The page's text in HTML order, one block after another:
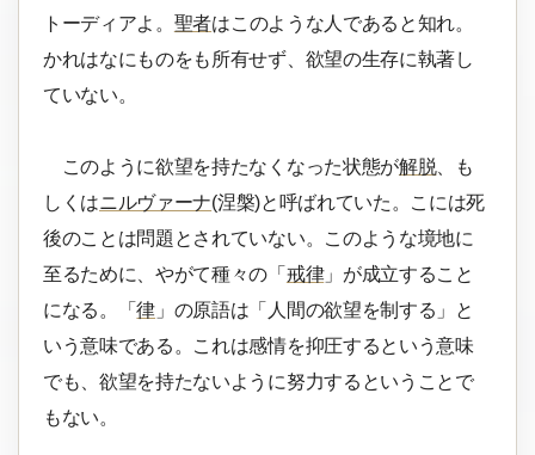
トーディアよ。 聖者はこのような人であると知れ。
かれはなにものをも所有せず、欲望の生存に執著し
ていない。
このように欲望を持たなくなった状態が解脱、も
しくはニルヴァーナ(涅槃)と呼ばれていた。こには死
後のことは問題とされていない。このような境地に
至るために、やがて種々の「 戒律」が成立すること
になる。「律 」の原語は「人間の欲望を制する」と
いう意味である。これは感情を抑圧するという意味
でも、欲望を持たないように努力するということで
もない。